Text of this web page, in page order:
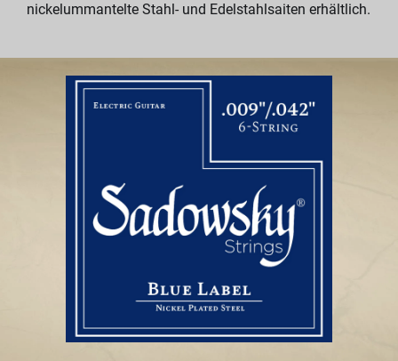
nickelummantelte Stahl- und Edelstahlsaiten erhältlich.